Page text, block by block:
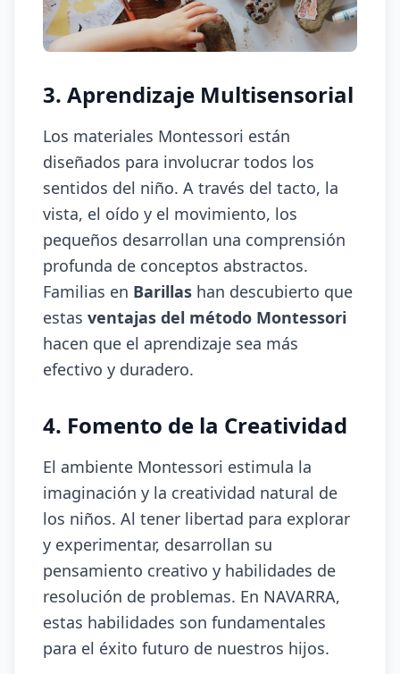
3. Aprendizaje Multisensorial
Los materiales Montessori están
diseñados para involucrar todos los
sentidos del niño. A través del tacto, la
vista, el oído y el movimiento, los
pequeños desarrollan una comprensión
profunda de conceptos abstractos.
Familias en Barillas han descubierto que
estas ventajas del método Montessori
hacen que el aprendizaje sea más
efectivo y duradero.
4. Fomento de la Creatividad
El ambiente Montessori estimula la
imaginación y la creatividad natural de
los niños. Al tener libertad para explorar
y experimentar, desarrollan su
pensamiento creativo y habilidades de
resolución de problemas. En NAVARRA,
estas habilidades son fundamentales
para el éxito futuro de nuestros hijos.